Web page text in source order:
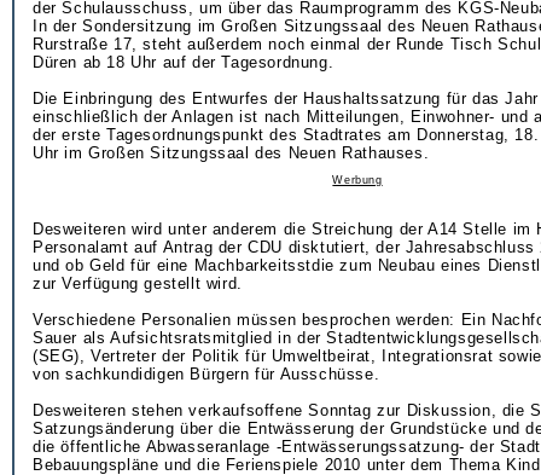
der Schulausschuss, um über das Raumprogramm des KGS-
In der Sondersitzung im Großen Sitzungssaal des Neuen
Rurstraße 17, steht außerdem noch einmal der Runde Tisch
Düren ab 18 Uhr auf der Tagesordnung.
Die Einbringung des Entwurfes der Haushaltssatzung für das
einschließlich der Anlagen ist nach Mitteilungen, Einwohner- und
der erste Tagesordnungspunkt des Stadtrates am Donnerstag,
Uhr im Großen Sitzungssaal des Neuen Rathauses.
Werbung
Desweiteren wird unter anderem die Streichung der A14 Stelle im
Personalamt auf Antrag der CDU disktutiert, der Jahresabschluss
und ob Geld für eine Machbarkeitsstdie zum Neubau eines
zur Verfügung gestellt wird.
Verschiedene Personalien müssen besprochen werden: Ein
Sauer als Aufsichtsratsmitglied in der
(SEG), Vertreter der Politik für Umweltbeirat, Integrationsrat
von sachkundidigen Bürgern für Ausschüsse.
Desweiteren stehen verkaufsoffene Sonntag zur Diskussion, die
Satzungsänderung über die Entwässerung der Grundstücke und
die öffentliche Abwasseranlage -Entwässerungssatzung- der
Bebauungspläne und die Ferienspiele 2010 unter dem Thema